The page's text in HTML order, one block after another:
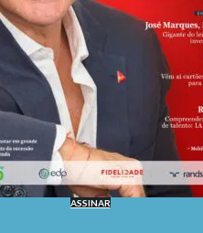
ASSINAR